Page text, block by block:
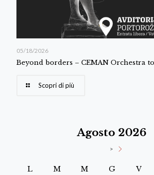
05/18/2026
Beyond borders – CEMAN Orchestra
Scopri di più
Agosto 2026
>
L M M G V